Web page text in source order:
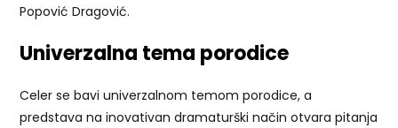
Popović Dragović.
Univerzalna tema porodice
Celer se bavi univerzalnom temom porodice, a
predstava na inovativan dramaturški način otvara pitanja